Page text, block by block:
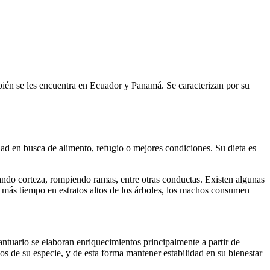
se les encuentra en Ecuador y Panamá. Se caracterizan por su
en busca de alimento, refugio o mejores condiciones. Su dieta es
corteza, rompiendo ramas, entre otras conductas. Existen algunas
tiempo en estratos altos de los árboles, los machos consumen
se elaboran enriquecimientos principalmente a partir de
de su especie, y de esta forma mantener estabilidad en su bienestar